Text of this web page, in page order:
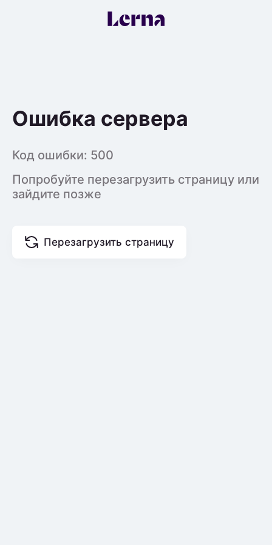
Ошибка сервера
Код ошибки: 500
Попробуйте перезагрузить страницу или
зайдите позже
Перезагрузить страницу